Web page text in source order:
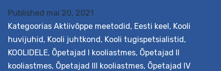
professionaaliks, andes oma õpilastele eeskuju
elukestvas õppes. Väljundid Õpetaja hakkab senisest
enam teadvustama ja väärtustama kollegiaalset
koostööd. Ta on läbi proovinud ja analüüsinud
Continue reading
Published mai 20, 2021
Kategoorias Aktiivõppe meetodid, Eesti keel, Kooli
huvijuhid, Kooli juhtkond, Kooli tugispetsialistid,
KOOLIDELE, Õpetajad I kooliastmes, Õpetajad II
kooliastmes, Õpetajad III kooliastmes, Õpetajad IV